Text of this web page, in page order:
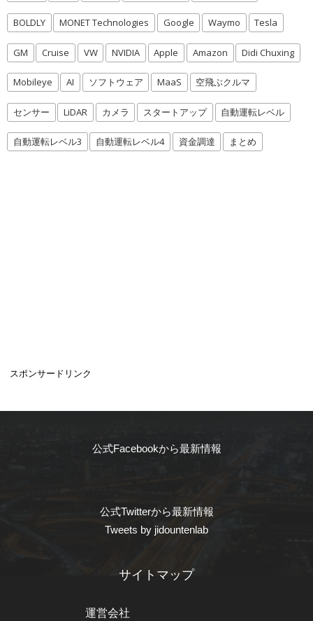
BOLDLY MONET Technologies Google Waymo Tesla
GM Cruise VW NVIDIA Apple Amazon Didi Chuxing
Mobileye AI ソフトウェア MaaS 空飛ぶクルマ
センサー LiDAR カメラ スタートアップ 自動運転レベル
自動運転レベル3 自動運転レベル4 資金調達 まとめ
スポンサードリンク
公式Facebookから最新情報
公式Twitterから最新情報
Tweets by jidountenlab
サイトマップ
運営会社